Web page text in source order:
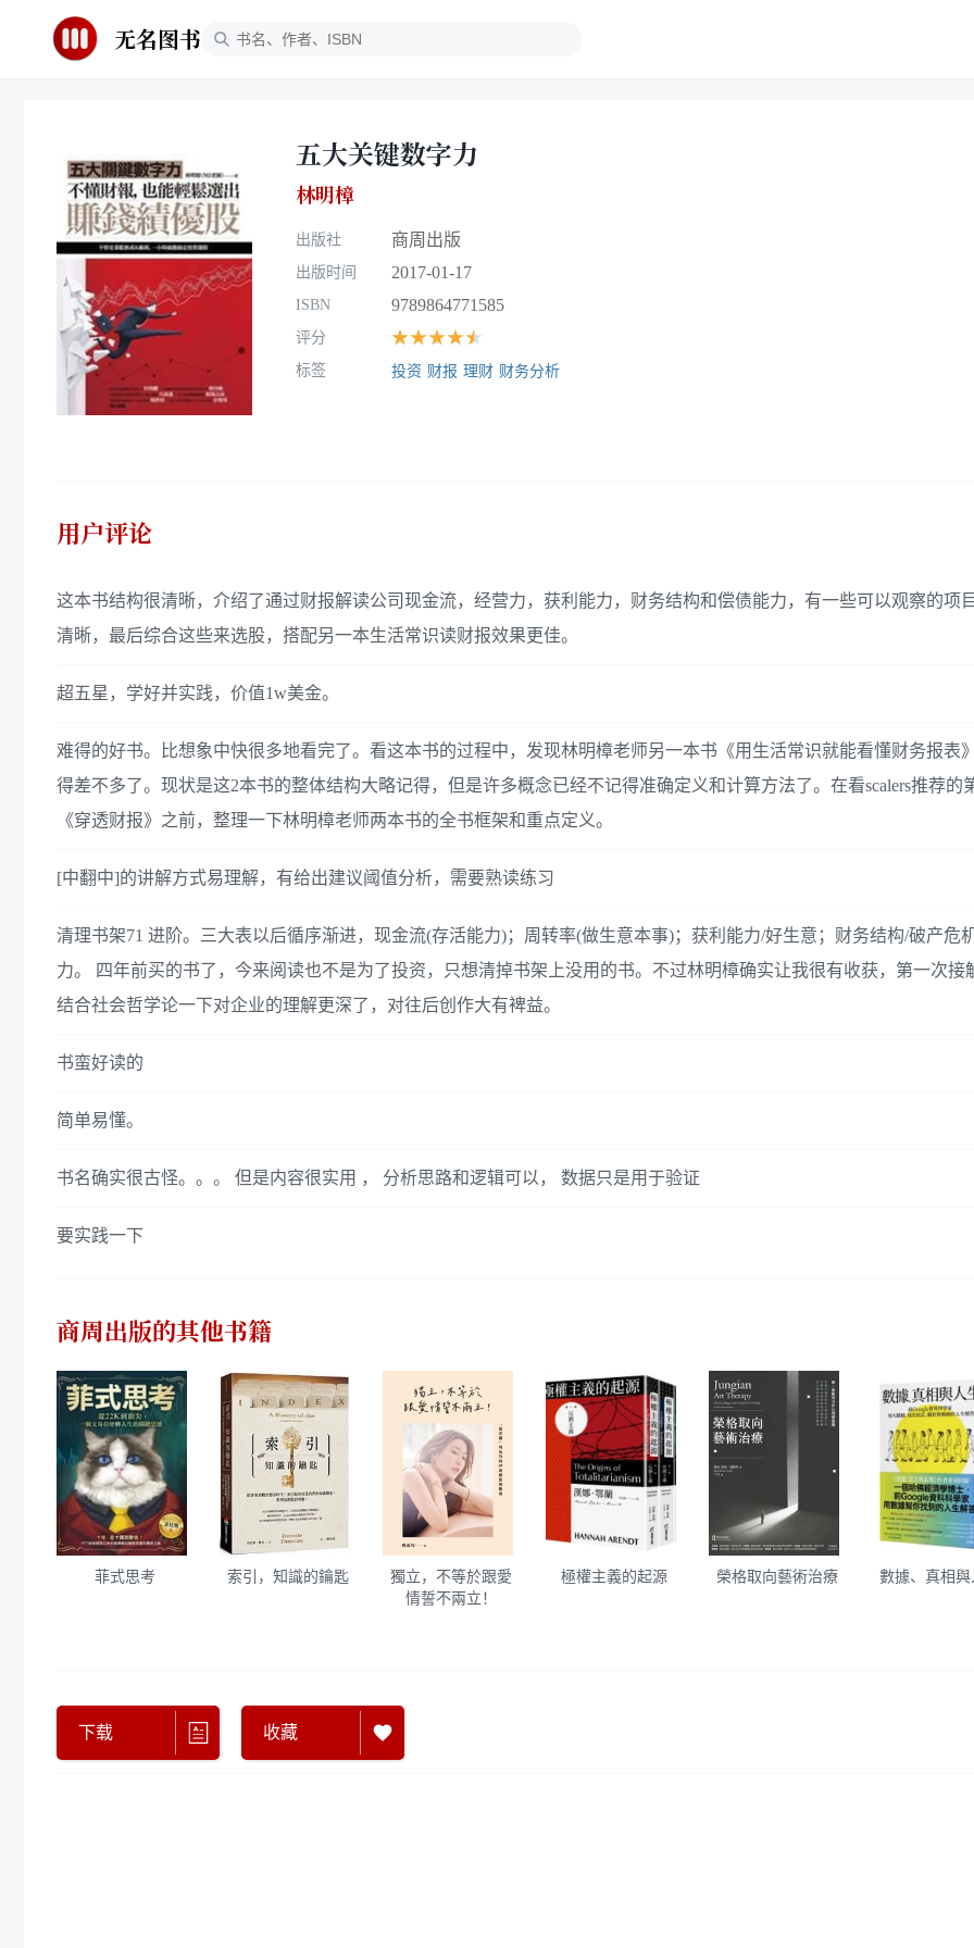
无名图书
五大关键数字力
林明樟
出版社 商周出版
出版时间 2017-01-17
ISBN 9789864771585
评分 ★★★★★
标签 投资 财报 理财 财务分析
用户评论
这本书结构很清晰，介绍了通过财报解读公司现金流，经营力，获利能力，财务结构和偿债能力，有一些可以观察的项
清晰，最后综合这些来选股，搭配另一本生活常识读财报效果更佳。
超五星，学好并实践，价值1w美金。
难得的好书。比想象中快很多地看完了。看这本书的过程中，发现林明樟老师另一本书《用生活常识就能看懂财务报表
得差不多了。现状是这2本书的整体结构大略记得，但是许多概念已经不记得准确定义和计算方法了。在看scalers推荐的
《穿透财报》之前，整理一下林明樟老师两本书的全书框架和重点定义。
[中翻中]的讲解方式易理解，有给出建议阈值分析，需要熟读练习
清理书架71 进阶。三大表以后循序渐进，现金流(存活能力)；周转率(做生意本事)；获利能力/好生意；财务结构/破产危
力。 四年前买的书了，今来阅读也不是为了投资，只想清掉书架上没用的书。不过林明樟确实让我很有收获，第一次接
结合社会哲学论一下对企业的理解更深了，对往后创作大有裨益。
书蛮好读的
简单易懂。
书名确实很古怪。。。 但是内容很实用 ， 分析思路和逻辑可以， 数据只是用于验证
要实践一下
商周出版的其他书籍
菲式思考 索引，知識的鑰匙
獨立，不等於跟愛
情誓不兩立！
極權主義的起源 榮格取向藝術治療 數據、真相與
下载 收藏